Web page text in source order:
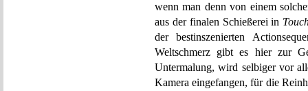
wenn man denn von einem
aus der finalen Schießerei in
der bestinszenierten
Weltschmerz gibt es hier zur
Untermalung, wird selbiger vor
Kamera eingefangen, für die